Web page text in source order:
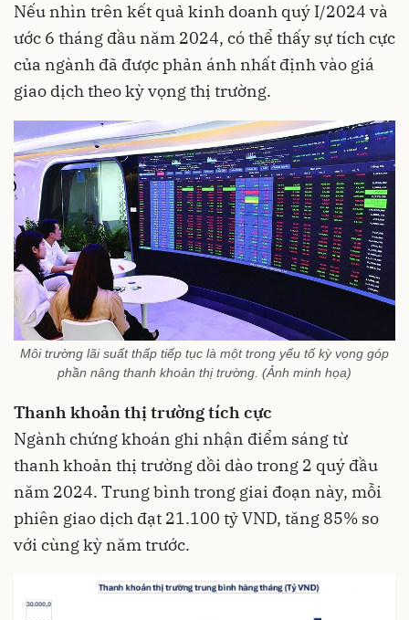
Nếu nhìn trên kết quả kinh doanh quý I/2024 và
ước 6 tháng đầu năm 2024, có thể thấy sự tích cực
của ngành đã được phản ánh nhất định vào giá
giao dịch theo kỳ vọng thị trường.
Môi trường lãi suất thấp tiếp tục là một trong yếu tố kỳ vọng góp
phần nâng thanh khoản thị trường. (Ảnh minh họa)
Thanh khoản thị trường tích cực
Ngành chứng khoán ghi nhận điểm sáng từ
thanh khoản thị trường dồi dào trong 2 quý đầu
năm 2024. Trung bình trong giai đoạn này, mỗi
phiên giao dịch đạt 21.100 tỷ VND, tăng 85% so
với cùng kỳ năm trước.